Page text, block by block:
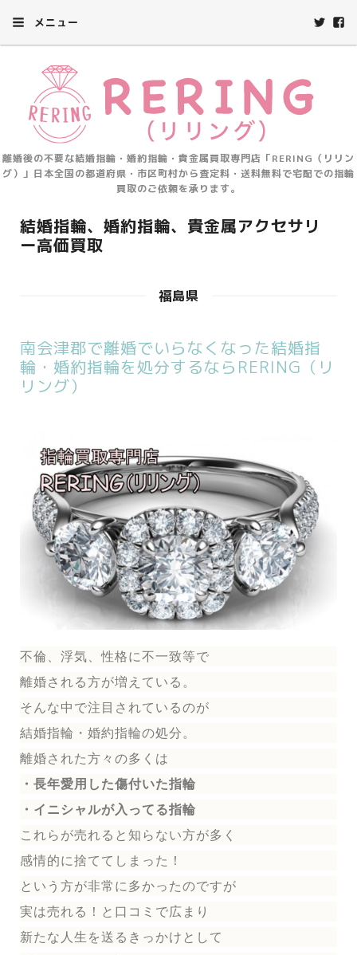
メニュー
離婚後の不要な結婚指輪・婚約指輪・貴金属買取専門店「RERING（リリン
グ）」日本全国の都道府県・市区町村から査定料・送料無料で宅配での指輪
買取のご依頼を承ります。
結婚指輪、婚約指輪、貴金属アクセサリ
ー高価買取
福島県
南会津郡で離婚でいらなくなった結婚指
輪・婚約指輪を処分するならRERING（リ
リング）
不倫、浮気、性格に不一致等で
離婚される方が増えている。
そんな中で注目されているのが
結婚指輪 ・婚約指輪の処分。
離婚された方々の多くは
・長年愛用した傷付いた指輪
・イニシャルが入ってる指輪
これらが売れると知らない方が多く
感情的に捨ててしまった！
という方が非常に多かったのですが
実は売れる！と口コミで広まり
新たな人生を送る きっかけとして